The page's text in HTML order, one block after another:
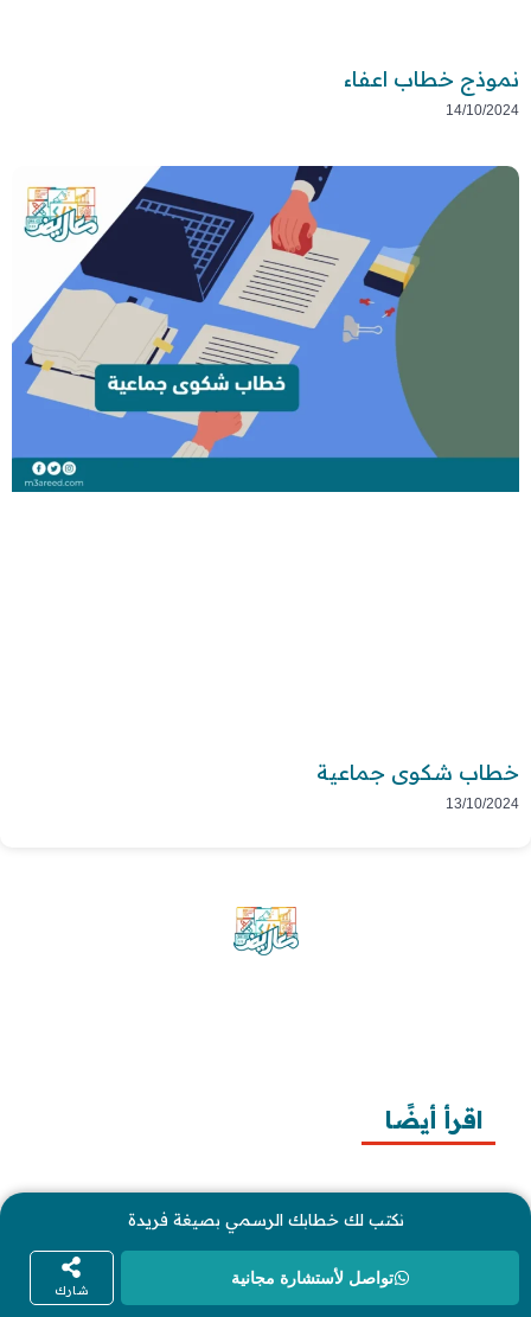
نموذج خطاب اعفاء
14/10/2024
خطاب شكوى جماعية
13/10/2024
نكتب لك خطابك الرسمي بصيغة فريدة
تواصل لأستشارة مجانية
شارك
اقرأ أيضًا